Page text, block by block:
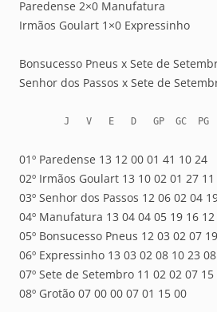
Paredense 2×0 Manufatura
Irmãos Goulart 1×0 Expressinho
Bonsucesso Pneus x Sete de
Senhor dos Passos x Sete de
        J   V   E   D   GP  GC  PG
01º Paredense 13 12 00 01 41 10 24
02º Irmãos Goulart 13 10 02 01 27
03º Senhor dos Passos 12 06 02 04
04º Manufatura 13 04 04 05 19 16 12
05º Bonsucesso Pneus 12 03 02 07
06º Expressinho 13 03 02 08 10 23 08
07º Sete de Setembro 11 02 02 07 15
08º Grotão 07 00 00 07 01 15 00